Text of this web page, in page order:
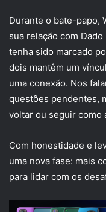
Durante o bate-papo,
sua relação com
tenha sido marcado
dois mantêm um
uma conexão. Nos
questões pendentes,
voltar ou seguir como
Com honestidade e
uma nova fase: mais
para lidar com os